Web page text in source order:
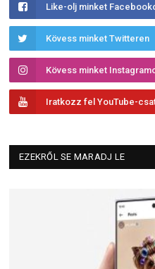
Like-olj minket
Kövess minket Twitteren
Kövess minket
Iratkozz fel YouTube-
EZEKRŐL SE MARADJ LE